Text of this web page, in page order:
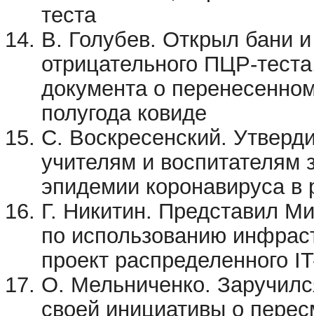
теста
В. Голубев. Открыл бани
отрицательного ПЦР-
документа о
полугода ковиде
С. Воскресенский.
учителям и воспитателям
эпидемии коронавируса
Г. Никитин. Представил
по использованию
проект распределенного
О. Мельниченко.
своей инициативы о